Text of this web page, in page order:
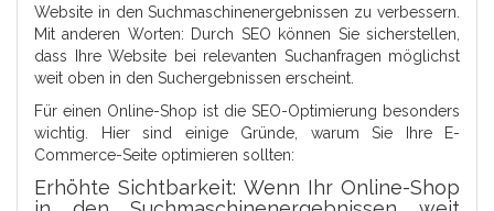
Website in den Suchmaschinenergebnissen zu verbessern.
Mit anderen Worten: Durch SEO können Sie sicherstellen,
dass Ihre Website bei relevanten Suchanfragen möglichst
weit oben in den Suchergebnissen erscheint.
Für einen Online-Shop ist die SEO-Optimierung besonders
wichtig. Hier sind einige Gründe, warum Sie Ihre E-
Commerce-Seite optimieren sollten:
Erhöhte Sichtbarkeit: Wenn Ihr Online-Shop